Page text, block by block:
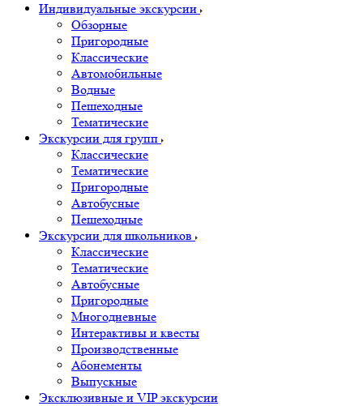
Индивидуальные экскурсии
Обзорные
Пригородные
Классические
Автомобильные
Водные
Пешеходные
Тематические
Экскурсии для групп
Классические
Тематические
Пригородные
Автобусные
Пешеходные
Экскурсии для школьников
Классические
Тематические
Автобусные
Пригородные
Многодневные
Интерактивы и квесты
Производственные
Абонементы
Выпускные
Эксклюзивные и VIP экскурсии